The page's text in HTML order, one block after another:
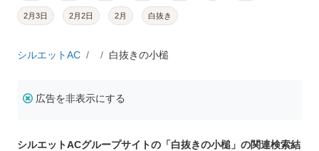
2月3日 2月2日 2月 白抜き
シルエットAC 白抜きの小槌
広告を非表示にする
シルエットACグループサイトの「白抜きの小槌」の関連検索結